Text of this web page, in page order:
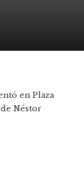
en Plaza
Néstor